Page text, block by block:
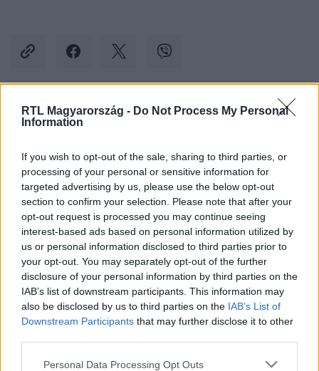
RTL Magyarország - Do Not Process My Personal
Information
If you wish to opt-out of the sale, sharing to third parties, or
processing of your personal or sensitive information for
targeted advertising by us, please use the below opt-out
section to confirm your selection. Please note that after your
opt-out request is processed you may continue seeing
interest-based ads based on personal information utilized by
us or personal information disclosed to third parties prior to
your opt-out. You may separately opt-out of the further
disclosure of your personal information by third parties on the
IAB’s list of downstream participants. This information may
also be disclosed by us to third parties on the IAB’s List of
Downstream Participants that may further disclose it to other
Please note that this website/app uses one or more Google
Personal Data Processing Opt Outs
Kövess minket, és értesülj a friss hírekről a
Követem
#BALESET-BŰNÜGY GYILKOSSÁG
FIATALKORÚ ELKÖVETŐ #ÖCSÖD #KÁBÍTÓSZER
#DROG